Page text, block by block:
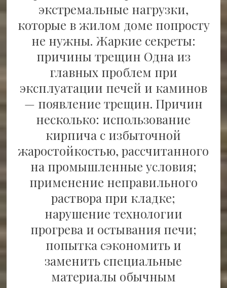
экстремальные нагрузки,
которые в жилом доме попросту
не нужны. Жаркие секреты:
причины трещин Одна из
главных проблем при
эксплуатации печей и каминов
— появление трещин. Причин
несколько: использование
кирпича с избыточной
жаростойкостью, рассчитанного
на промышленные условия;
применение неправильного
раствора при кладке;
нарушение технологии
прогрева и остывания печи;
попытка сэкономить и
заменить специальные
материалы обычным